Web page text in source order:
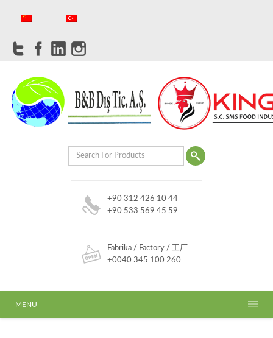
+90 312 426 10 44
+90 533 569 45 59
Fabrika / Factory / 工厂
+0040 345 100 260
MENU